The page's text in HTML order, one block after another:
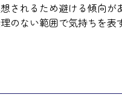
されるため避ける傾向
のない範囲で気持ちを表